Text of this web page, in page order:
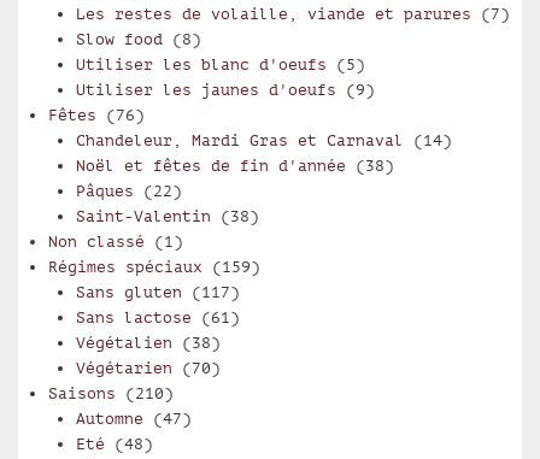
Les restes de volaille, viande et parures (7)
Slow food(8)
Utiliser les blanc d'oeufs (5)
Utiliser les jaunes d'oeufs (9)
Fêtes (76)
Chandeleur, Mardi Gras et Carnaval (14)
Noël et fêtes de fin d'année (38)
Pâques (22)
Saint-Valentin (38)
Non classé (1)
Régimes spéciaux (159)
Sans gluten (117)
Sans lactose (61)
Végétalien (38)
Végétarien (70)
Saisons (210)
Automne (47)
Eté (48)